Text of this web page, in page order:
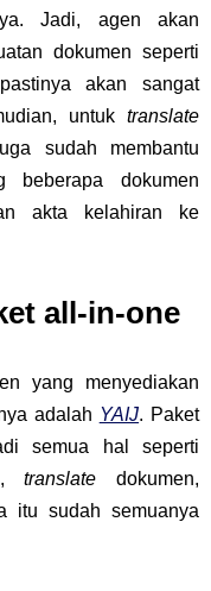
Jadi, agen akan
dokumen seperti
akan sangat
untuk translate
sudah membantu
beberapa dokumen
akta kelahiran ke
all-in-one
yang menyediakan
adalah YAIJ. Paket
semua hal seperti
translate dokumen,
itu sudah semuanya